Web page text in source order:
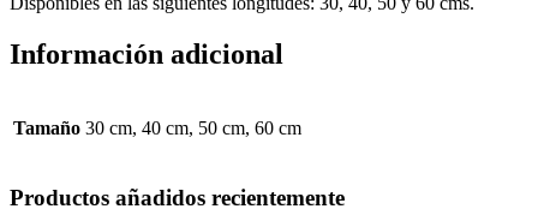
Información adicional
Tamaño 30 cm, 40 cm, 50 cm, 60 cm
Productos añadidos recientemente